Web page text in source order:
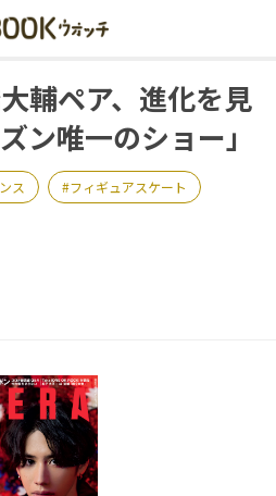
輔ペア、進化を見
ン唯一のショー」
ス フィギュアスケート